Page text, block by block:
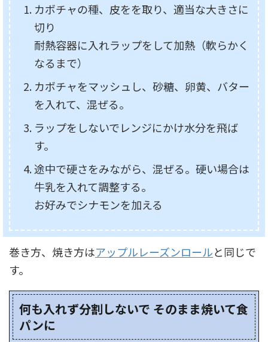
カボチャの種、皮をを取り、適当な大きさに
切り
耐熱容器に入れラップをして加熱（軟らかく
なるまで）
カボチャをマッシュし、砂糖、卵黄、バター
を入れて、混ぜる。
ラップをしないでレンジにかけ水分を飛ば
す。
途中で硬さをみながら、混ぜる。硬い場合は
牛乳を入れて調整する。
お好みでシナモンを加える
巻き方、焼き方はアップルレーズンロールと同じで
す。
何も入れず分割しないで そのまま焼いて食
パンに